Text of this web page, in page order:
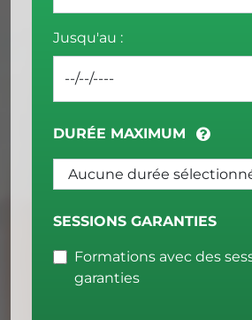
Jusqu'au :
DURÉE MAXIMUM
SESSIONS GARANTIES
Formations avec des
garanties